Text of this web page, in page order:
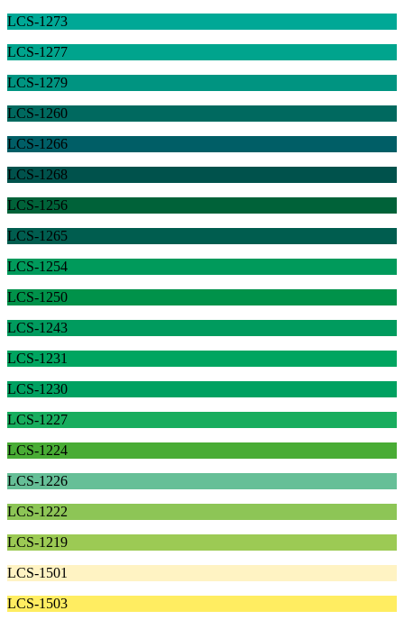
LCS-1273
LCS-1277
LCS-1279
LCS-1260
LCS-1266
LCS-1268
LCS-1256
LCS-1265
LCS-1254
LCS-1250
LCS-1243
LCS-1231
LCS-1230
LCS-1227
LCS-1224
LCS-1226
LCS-1222
LCS-1219
LCS-1501
LCS-1503